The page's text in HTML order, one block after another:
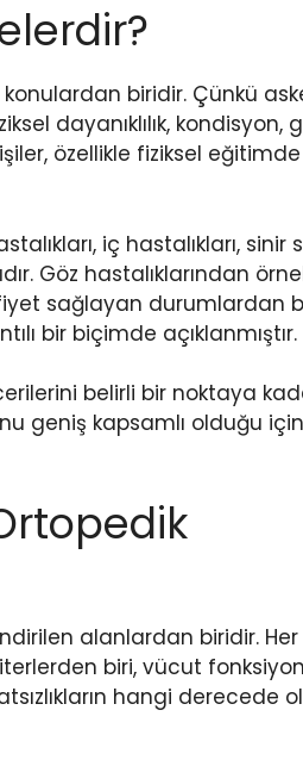
biridir. Çünkü
dayanıklılık, kondisyon,
özellikle fiziksel
iç hastalıkları, sinir
Göz hastalıklarından
sağlayan durumlardan
bir biçimde açıklanmıştır.
belirli bir noktaya
geniş kapsamlı olduğu
alanlardan biridir.
biri, vücut
hangi derecede